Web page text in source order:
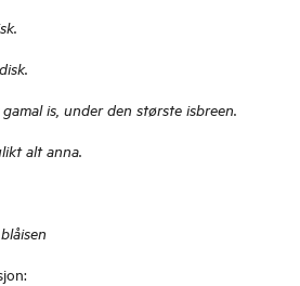
is, under den største isbreen.
alt anna.